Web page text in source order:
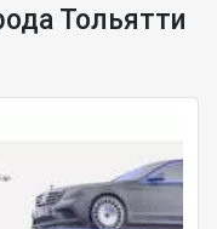
Тольятти